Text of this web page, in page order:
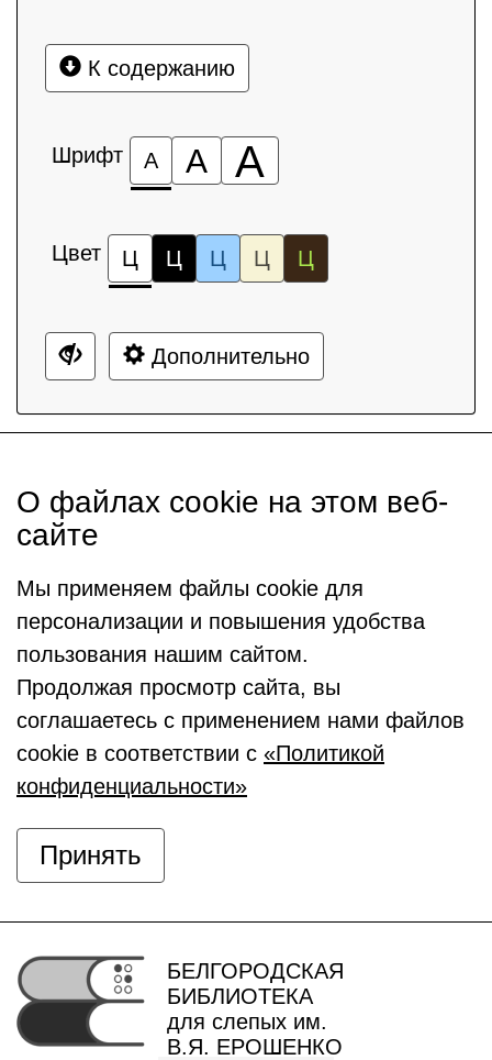
К содержанию
Шрифт А А А
Цвет Ц Ц Ц Ц Ц
Дополнительно
О файлах cookie на этом веб-
сайте
Мы применяем файлы cookie для
персонализации и повышения удобства
пользования нашим сайтом.
Продолжая просмотр сайта, вы
соглашаетесь с применением нами файлов
cookie в соответствии с «Политикой
конфиденциальности»
Принять
БЕЛГОРОДСКАЯ
БИБЛИОТЕКА
для слепых им.
В.Я. ЕРОШЕНКО